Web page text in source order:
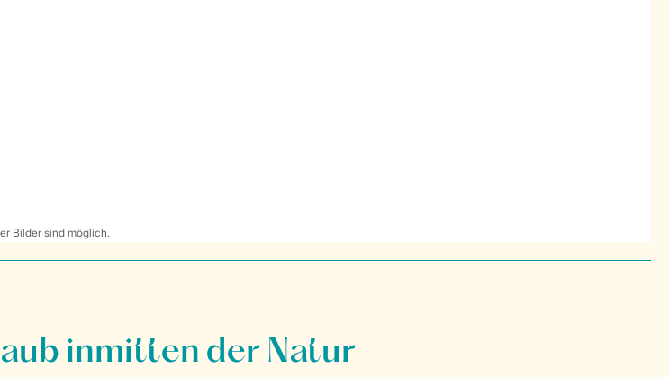
Bilder sind möglich.
inmitten der Natur